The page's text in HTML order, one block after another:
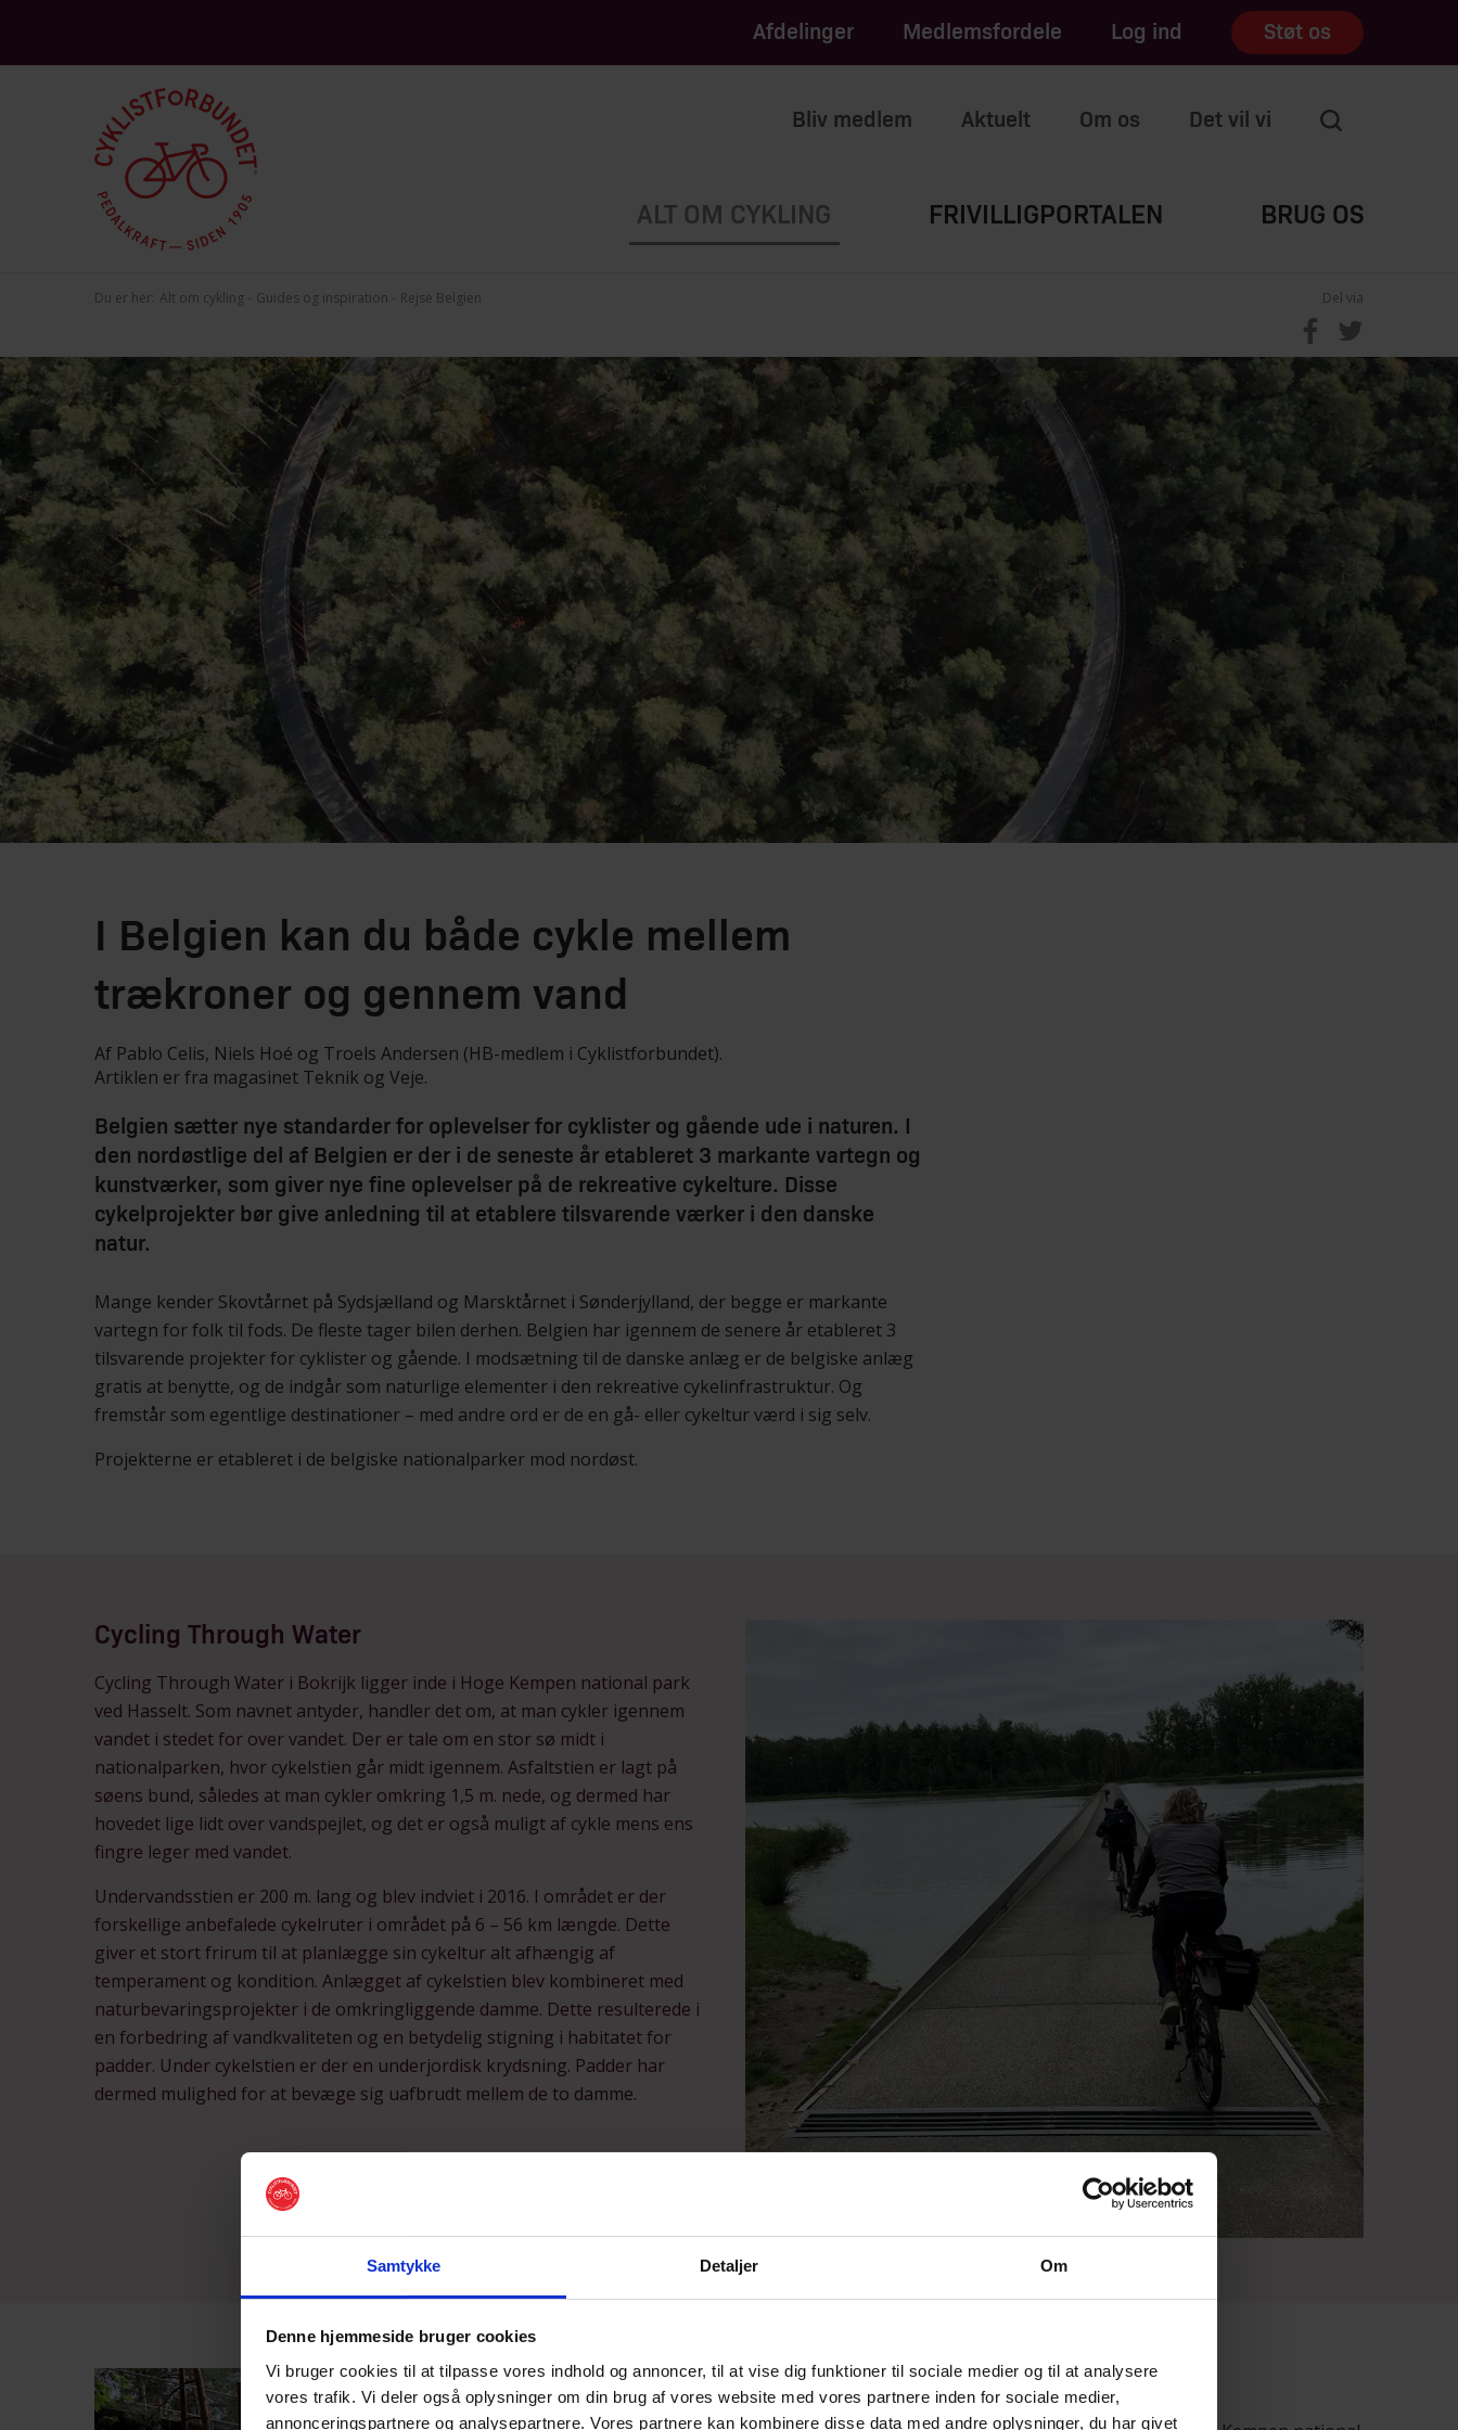
Samtykke Detaljer Om
Denne hjemmeside bruger cookies
Vi bruger cookies til at tilpasse vores indhold og annoncer, til at vise dig funktioner til sociale medier og til at analysere
vores trafik. Vi deler også oplysninger om din brug af vores website med vores partnere inden for sociale medier,
annonceringspartnere og analysepartnere. Vores partnere kan kombinere disse data med andre oplysninger, du har givet
Afdelinger Medlemsfordele Log ind Støt os
Bliv medlem Aktuelt Om os Det vil vi
ALT OM CYKLING FRIVILLIGPORTALEN BRUG OS
Du er her: Alt om cykling Guides og inspiration Rejse Belgien Del via
I Belgien kan du både cykle mellem
trækroner og gennem vand
Af Pablo Celis, Niels Hoé og Troels Andersen (HB-medlem i Cyklistforbundet).
Artiklen er fra magasinet Teknik og Veje.
Belgien sætter nye standarder for oplevelser for cyklister og gående ude i naturen. I
den nordøstlige del af Belgien er der i de seneste år etableret 3 markante vartegn og
kunstværker, som giver nye fine oplevelser på de rekreative cykelture. Disse
cykelprojekter bør give anledning til at etablere tilsvarende værker i den danske
natur.
Mange kender Skovtårnet på Sydsjælland og Marsktårnet i Sønderjylland, der begge er markante
vartegn for folk til fods. De fleste tager bilen derhen. Belgien har igennem de senere år etableret 3
tilsvarende projekter for cyklister og gående. I modsætning til de danske anlæg er de belgiske anlæg
gratis at benytte, og de indgår som naturlige elementer i den rekreative cykelinfrastruktur. Og
fremstår som egentlige destinationer – med andre ord er de en gå- eller cykeltur værd i sig selv.
Projekterne er etableret i de belgiske nationalparker mod nordøst.
Cycling Through Water
Cycling Through Water i Bokrijk ligger inde i Hoge Kempen national park
ved Hasselt. Som navnet antyder, handler det om, at man cykler igennem
vandet i stedet for over vandet. Der er tale om en stor sø midt i
nationalparken, hvor cykelstien går midt igennem. Asfaltstien er lagt på
søens bund, således at man cykler omkring 1,5 m. nede, og dermed har
hovedet lige lidt over vandspejlet, og det er også muligt af cykle mens ens
fingre leger med vandet.
Undervandsstien er 200 m. lang og blev indviet i 2016. I området er der
forskellige anbefalede cykelruter i området på 6 – 56 km længde. Dette
giver et stort frirum til at planlægge sin cykeltur alt afhængig af
temperament og kondition. Anlægget af cykelstien blev kombineret med
naturbevaringsprojekter i de omkringliggende damme. Dette resulterede i
en forbedring af vandkvaliteten og en betydelig stigning i habitatet for
padder. Under cykelstien er der en underjordisk krydsning. Padder har
dermed mulighed for at bevæge sig uafbrudt mellem de to damme.
Cycling Through the Heathland